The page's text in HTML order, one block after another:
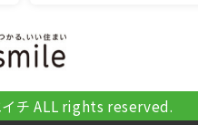
チ ALL rights reserved.